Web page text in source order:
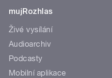
mujRozhlas
Živé vysílání
Audioarchiv
Podcasty
Mobilní aplikace